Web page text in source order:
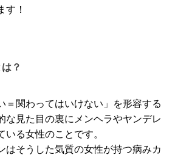
す！
？
＝関わってはいけない」を形容する
な見た目の裏にメンヘラやヤンデレ
いる女性のことです。
はそうした気質の女性が持つ病みカ